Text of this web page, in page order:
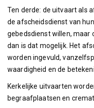
Ten derde: de uitvaart als
de afscheidsdienst van
gebedsdienst willen, maar
dan is dat mogelijk. Het
worden ingevuld,
waardigheid en de
Kerkelijke uitvaarten
begraafplaatsen en